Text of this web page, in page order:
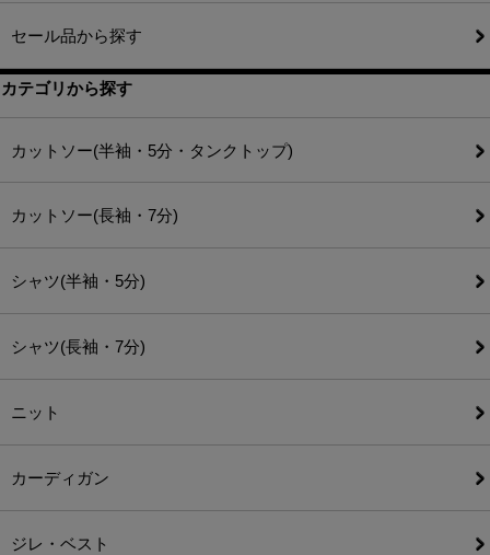
セール品から探す
カテゴリから探す
カットソー(半袖・5分・タンクトップ)
カットソー(長袖・7分)
シャツ(半袖・5分)
シャツ(長袖・7分)
ニット
カーディガン
ジレ・ベスト